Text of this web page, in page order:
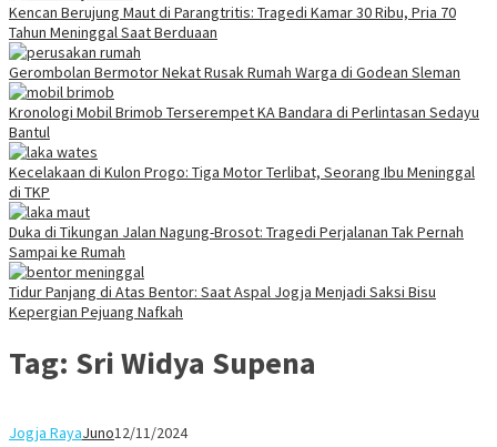
Kencan Berujung Maut di Parangtritis: Tragedi Kamar 30 Ribu, Pria 70
Tahun Meninggal Saat Berduaan
Gerombolan Bermotor Nekat Rusak Rumah Warga di Godean Sleman
Kronologi Mobil Brimob Terserempet KA Bandara di Perlintasan Sedayu
Bantul
Kecelakaan di Kulon Progo: Tiga Motor Terlibat, Seorang Ibu Meninggal
di TKP
Duka di Tikungan Jalan Nagung-Brosot: Tragedi Perjalanan Tak Pernah
Sampai ke Rumah
Tidur Panjang di Atas Bentor: Saat Aspal Jogja Menjadi Saksi Bisu
Kepergian Pejuang Nafkah
Tag: Sri Widya Supena
Jogja RayaJuno12/11/2024